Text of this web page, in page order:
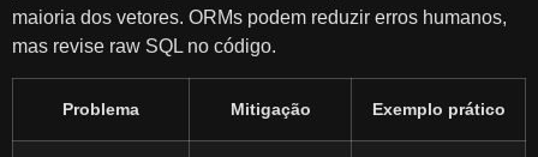
maioria dos vetores. ORMs podem reduzir erros humanos,
mas revise raw SQL no código.
Problema Mitigação Exemplo prático